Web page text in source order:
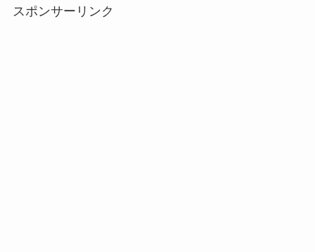
スポンサーリンク